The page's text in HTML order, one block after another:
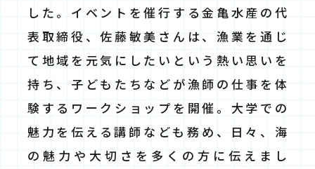
した。イベントを催行する金亀水産の代
表取締役、佐藤敏美さんは、漁業を通じ
て地域を元気にしたいという熱い思いを
持ち、子どもたちなどが漁師の仕事を体
験するワークショップを開催。大学での
魅力を伝える講師なども務め、日々、海
の魅力や大切さを多くの方に伝えまし